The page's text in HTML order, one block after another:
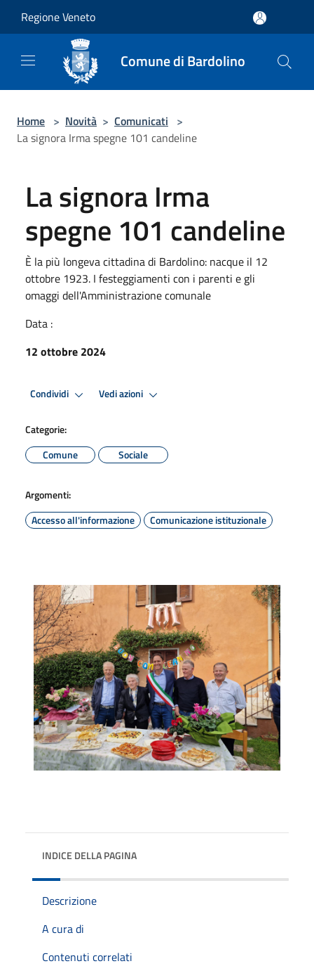
Regione Veneto
Comune di Bardolino
Home > Novità > Comunicati >
La signora Irma spegne 101 candeline
La signora Irma
spegne 101 candeline
È la più longeva cittadina di Bardolino: nacque il 12
ottobre 1923. I festeggiamenti con i parenti e gli
omaggi dell'Amministrazione comunale
Data :
12 ottobre 2024
Condividi Vedi azioni
Categorie:
Comune
Sociale
Argomenti:
Accesso all'informazione
Comunicazione istituzionale
INDICE DELLA PAGINA
Descrizione
A cura di
Contenuti correlati